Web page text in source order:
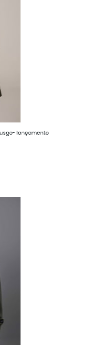
lançamento